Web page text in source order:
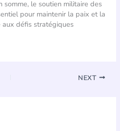
somme, le soutien militaire des
pour maintenir la paix et la
défis stratégiques
NEXT